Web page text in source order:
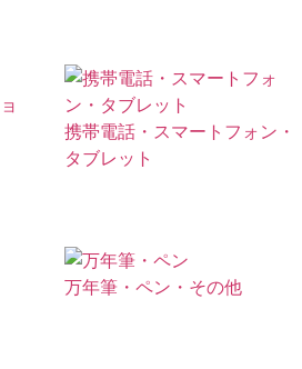
携帯電話・スマートフォン・
タブレット
万年筆・ペン・その他